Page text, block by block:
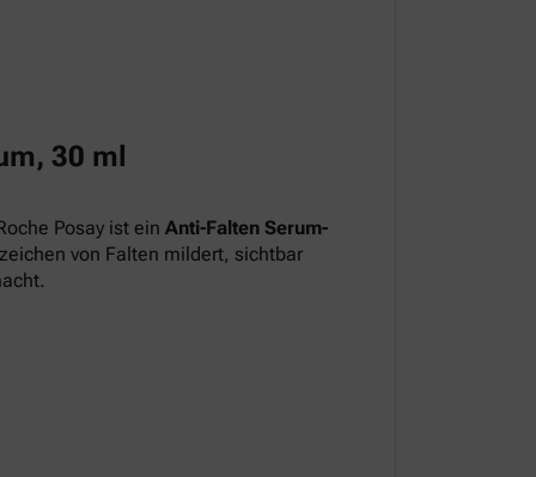
30 ml
Posay ist ein Anti-Falten Serum-
von Falten mildert, sichtbar